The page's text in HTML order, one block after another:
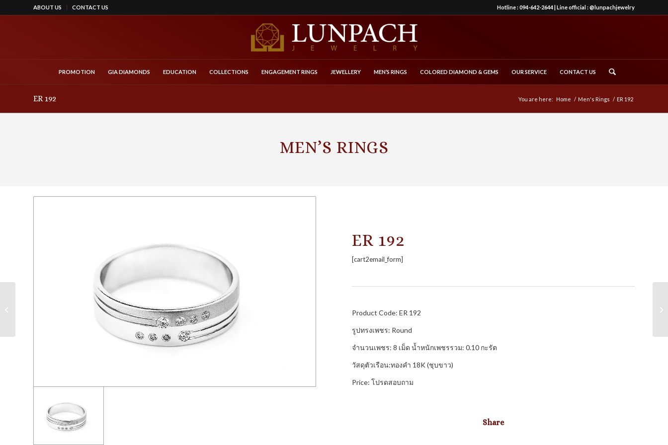
ABOUT US CONTACT US Hotline :094-642-2644| Line official :@lunpachjewelry
PROMOTION GIA DIAMONDS EDUCATION COLLECTIONS ENGAGEMENT RINGS JEWELLERY MEN’S RINGS COLORED DIAMOND & GEMS OUR SERVICE CONTACT US
ER 192 You are here: Home / Men's Rings / ER 192
MEN’S RINGS
ER 192
[cart2email_form]
Product Code: ER 192
รูปทรงเพชร: Round
จำนวนเพชร: 8 เม็ด น้ำหนักเพชรรวม: 0.10 กะรัต
วัสดุตัวเรือน:ทองคำ 18K (ชุบขาว)
Price: โปรดสอบถาม
Share